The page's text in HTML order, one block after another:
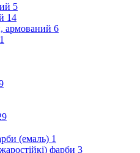
5
14
армований 6
1
(емаль) 1
фарби 3